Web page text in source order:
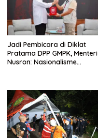
Jadi Pembicara di Diklat
Pratama DPP GMPK, Menteri
Nusron: Nasionalisme